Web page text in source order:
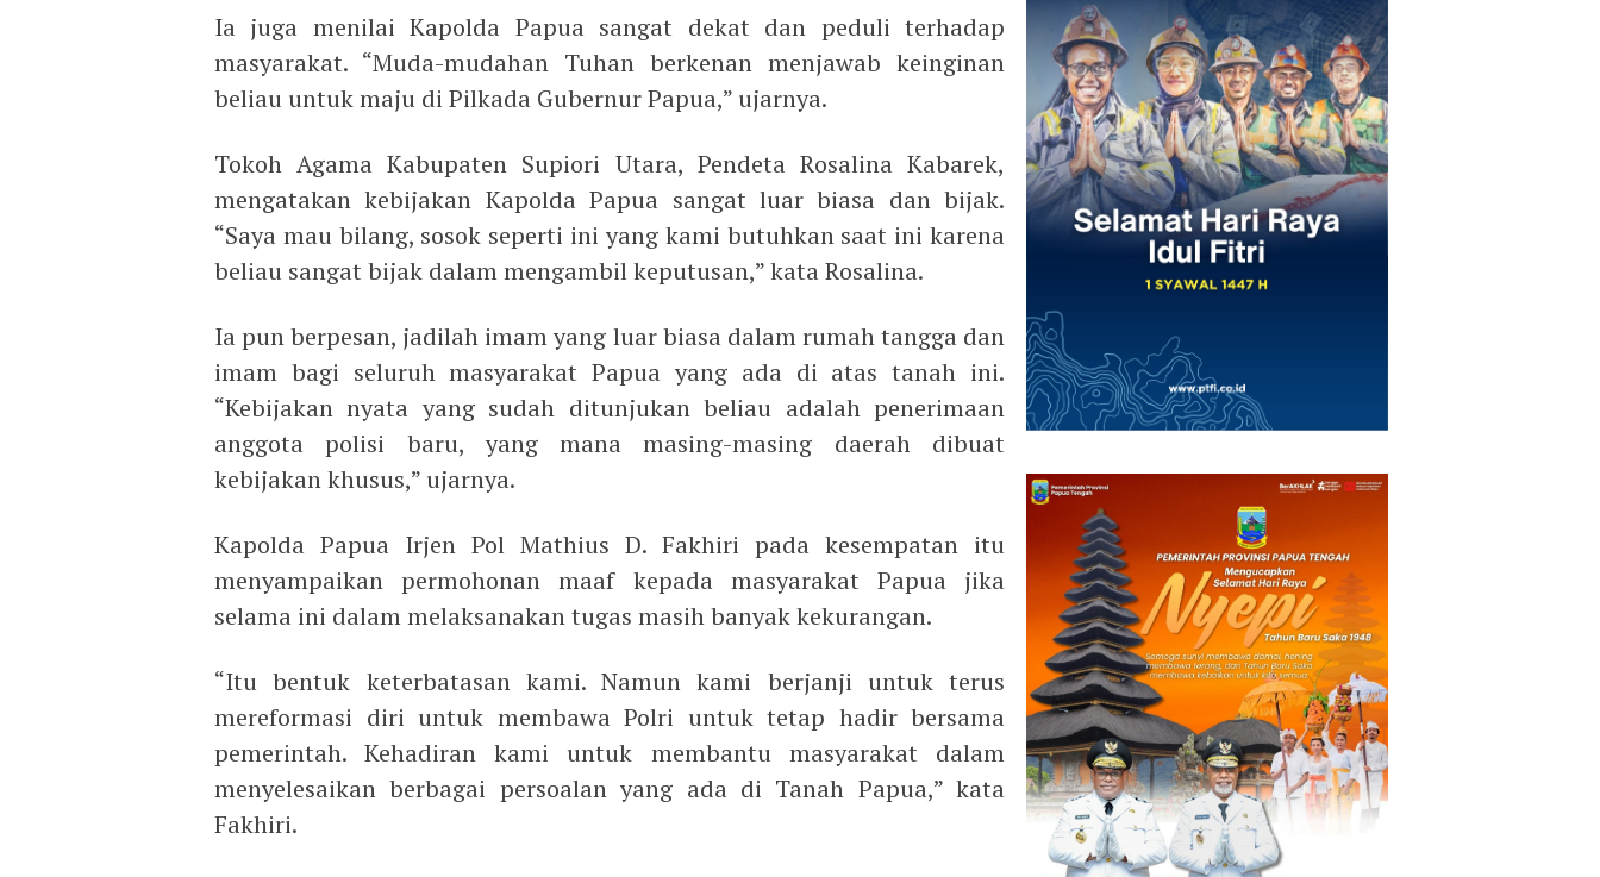
Ia juga menilai Kapolda Papua sangat dekat dan peduli terhadap
masyarakat. “Muda-mudahan Tuhan berkenan menjawab keinginan
beliau untuk maju di Pilkada Gubernur Papua,” ujarnya.
Tokoh Agama Kabupaten Supiori Utara, Pendeta Rosalina Kabarek,
mengatakan kebijakan Kapolda Papua sangat luar biasa dan bijak.
“Saya mau bilang, sosok seperti ini yang kami butuhkan saat ini karena
beliau sangat bijak dalam mengambil keputusan,” kata Rosalina.
Ia pun berpesan, jadilah imam yang luar biasa dalam rumah tangga dan
imam bagi seluruh masyarakat Papua yang ada di atas tanah ini.
“Kebijakan nyata yang sudah ditunjukan beliau adalah penerimaan
anggota polisi baru, yang mana masing-masing daerah dibuat
kebijakan khusus,” ujarnya.
Kapolda Papua Irjen Pol Mathius D. Fakhiri pada kesempatan itu
menyampaikan permohonan maaf kepada masyarakat Papua jika
selama ini dalam melaksanakan tugas masih banyak kekurangan.
“Itu bentuk keterbatasan kami. Namun kami berjanji untuk terus
mereformasi diri untuk membawa Polri untuk tetap hadir bersama
pemerintah. Kehadiran kami untuk membantu masyarakat dalam
menyelesaikan berbagai persoalan yang ada di Tanah Papua,” kata
Fakhiri.